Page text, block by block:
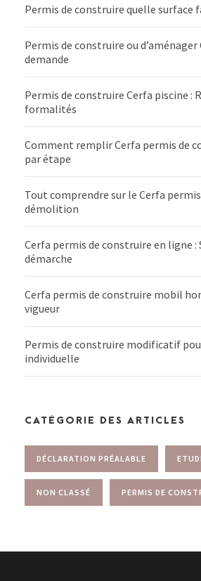
Permis de construire quelle surface
Permis de construire ou
demande
Permis de construire Cerfa piscine :
formalités
Comment remplir Cerfa permis de
par étape
Tout comprendre sur le Cerfa
démolition
Cerfa permis de construire en ligne :
démarche
Cerfa permis de construire mobil
vigueur
Permis de construire modificatif
individuelle
CATÉGORIE DES ARTICLES
DÉCLARATION PRÉALABLE
NON CLASSÉ PERMIS DE